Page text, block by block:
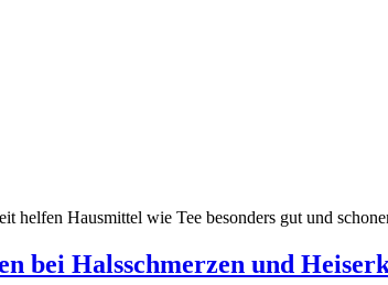
helfen Hausmittel wie Tee besonders gut und
bei Halsschmerzen und